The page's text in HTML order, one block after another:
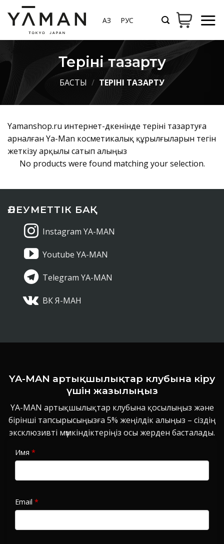
Мазмұнға
өту
ҚАЗ РУС
Теріні тазарту
БАСТЫ / ТЕРІНІ ТАЗАРТУ
Yamanshop.ru интернет-дүкенінде теріні тазартуға
арналған Ya-Man косметикалық құрылғыларын тегін
жеткізу арқылы сатып алыңыз
No products were found matching your selection.
ӘЛЕУМЕТТІК БАҚ
Instagram YA-MAN
Youtube YA-MAN
Telegram YA-MAN
ВК Я-МАН
YA-MAN артықшылықтар клубына кіру
үшін жазылыңыз
YA-MAN артықшылықтар клубына қосылыңыз және
бірінші тапсырысыңызға 5% жеңілдік алыңыз – сіздің
эксклюзивті мүмкіндіктеріңіз осы жерден басталады.
Имя *
Email *